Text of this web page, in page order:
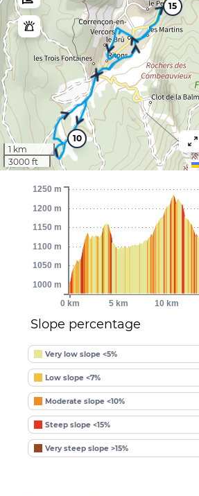
10
15
1 km
3000 ft
Slope percentage
Very low slope <5%
Low slope <7%
Moderate slope <10%
Steep slope <15%
Very steep slope >15%
0 km 5 km 10 km
1000 m
1050 m
1100 m
1150 m
1200 m
1250 m